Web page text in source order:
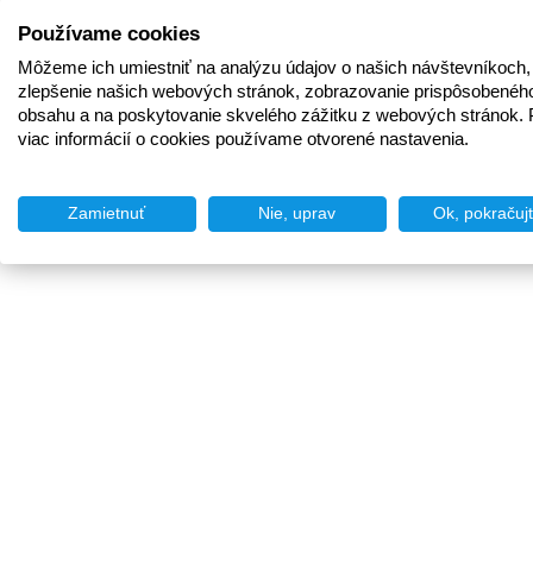
Používame cookies
Môžeme ich umiestniť na analýzu údajov o našich
zlepšenie našich webových stránok, zobrazovanie
obsahu a na poskytovanie skvelého zážitku z webových stránok.
viac informácií o cookies používame otvorené nastavenia.
Zamietnuť Nie, uprav Ok,